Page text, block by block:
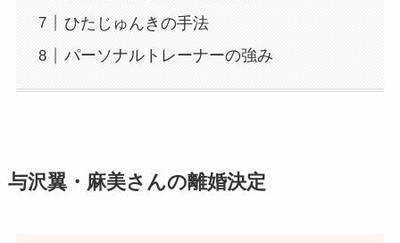
ひたじゅんきの手法
パーソナルトレーナーの強み
与沢翼・麻美さんの離婚決定